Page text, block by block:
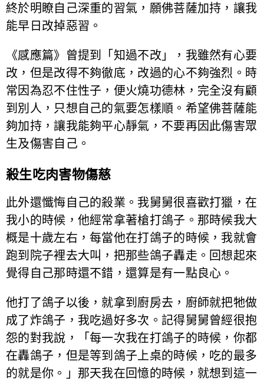
終於明瞭自己深重的習氣，願佛菩薩加持，讓我
能早日改掉惡習。
《感應篇》曾提到「知過不改」，我雖然有心要
改，但是改得不夠徹底，改過的心不夠強烈。時
常因為忍不住性子，便火燒功德林，完全沒有顧
到別人，只想自己的氣要怎樣順。希望佛菩薩能
夠加持，讓我能夠平心靜氣，不要再因此傷害眾
生及傷害自己。
殺生吃肉害物傷慈
此外還懺悔自己的殺業。我舅舅很喜歡打獵，在
我小的時候，他經常拿著槍打鴿子。那時候我大
概是十歲左右，每當他在打鴿子的時候，我就會
跑到院子裡去大叫，把那些鴿子轟走。回想起來
覺得自己那時還不錯，還算是有一點良心。
他打了鴿子以後，就拿到廚房去，廚師就把牠做
成了炸鴿子，我吃過好多次。記得舅舅曾經很抱
怨的對我說，「每一次我在打鴿子的時候，你都
在轟鴿子，但是等到鴿子上桌的時候，吃的最多
的就是你。」那天我在回憶的時候，就想到這一